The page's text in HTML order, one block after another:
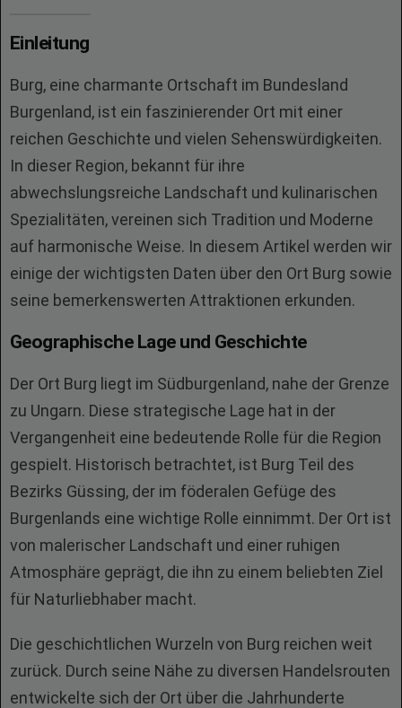
Einleitung
Burg, eine charmante Ortschaft im Bundesland
Burgenland, ist ein faszinierender Ort mit einer
reichen Geschichte und vielen Sehenswürdigkeiten.
In dieser Region, bekannt für ihre
abwechslungsreiche Landschaft und kulinarischen
Spezialitäten, vereinen sich Tradition und Moderne
auf harmonische Weise. In diesem Artikel werden wir
einige der wichtigsten Daten über den Ort Burg sowie
seine bemerkenswerten Attraktionen erkunden.
Geographische Lage und Geschichte
Der Ort Burg liegt im Südburgenland, nahe der Grenze
zu Ungarn. Diese strategische Lage hat in der
Vergangenheit eine bedeutende Rolle für die Region
gespielt. Historisch betrachtet, ist Burg Teil des
Bezirks Güssing, der im föderalen Gefüge des
Burgenlands eine wichtige Rolle einnimmt. Der Ort ist
von malerischer Landschaft und einer ruhigen
Atmosphäre geprägt, die ihn zu einem beliebten Ziel
für Naturliebhaber macht.
Die geschichtlichen Wurzeln von Burg reichen weit
zurück. Durch seine Nähe zu diversen Handelsrouten
entwickelte sich der Ort über die Jahrhunderte